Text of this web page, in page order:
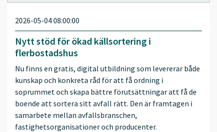
2026-05-04 08:00:00
Nytt stöd för ökad källsortering i
flerbostadshus
Nu finns en gratis, digital utbildning som levererar både
kunskap och konkreta råd för att få ordning i
soprummet och skapa bättre förutsättningar att få de
boende att sortera sitt avfall rätt. Den är framtagen i
samarbete mellan avfallsbranschen,
fastighetsorganisationer och producenter.